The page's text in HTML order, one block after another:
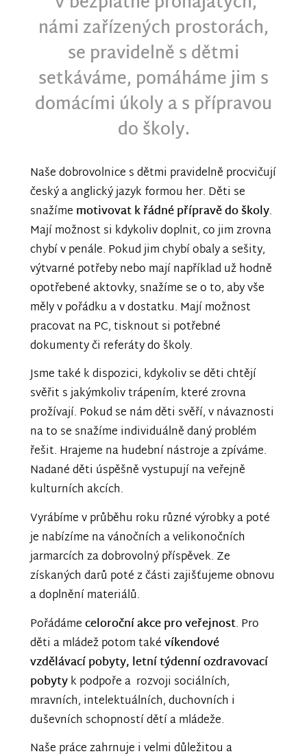
námi zařízených prostorách,
se pravidelně s dětmi
setkáváme, pomáháme jim s
domácími úkoly a s přípravou
do školy.
Naše dobrovolnice s dětmi pravidelně procvičují
český a anglický jazyk formou her. Děti se
snažíme motivovat k řádné přípravě do školy.
Mají možnost si kdykoliv doplnit, co jim zrovna
chybí v penále. Pokud jim chybí obaly a sešity,
výtvarné potřeby nebo mají například už hodně
opotřebené aktovky, snažíme se o to, aby vše
měly v pořádku a v dostatku. Mají možnost
pracovat na PC, tisknout si potřebné
dokumenty či referáty do školy.
Jsme také k dispozici, kdykoliv se děti chtějí
svěřit s jakýmkoliv trápením, které zrovna
prožívají. Pokud se nám děti svěří, v návaznosti
na to se snažíme individuálně daný problém
řešit. Hrajeme na hudební nástroje a zpíváme.
Nadané děti úspěšně vystupují na veřejně
kulturních akcích.
Vyrábíme v průběhu roku různé výrobky a poté
je nabízíme na vánočních a velikonočních
jarmarcích za dobrovolný příspěvek. Ze
získaných darů poté z části zajišťujeme obnovu
a doplnění materiálů.
Pořádámeceloroční akce pro veřejnost. Pro
děti a mládež potom takévíkendové
vzdělávací pobyty, letní týdenní ozdravovací
pobytyk podpoře a rozvoji sociálních,
mravních, intelektuálních, duchovních i
duševních schopností dětí a mládeže.
Naše práce zahrnuje i velmi důležitou a